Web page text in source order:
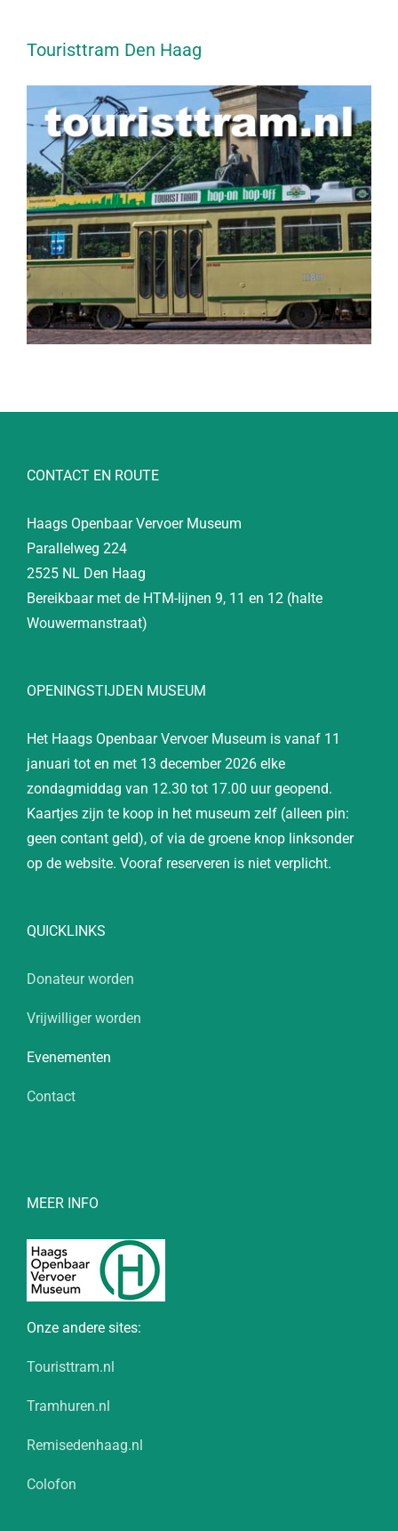
Touristtram Den Haag
CONTACT EN ROUTE
Haags Openbaar Vervoer Museum
Parallelweg 224
2525 NL Den Haag
Bereikbaar met de HTM-lijnen 9, 11 en 12 (halte
Wouwermanstraat)
OPENINGSTIJDEN MUSEUM
Het Haags Openbaar Vervoer Museum is vanaf 11
januari tot en met 13 december 2026 elke
zondagmiddag van 12.30 tot 17.00 uur geopend.
Kaartjes zijn te koop in het museum zelf (alleen pin:
geen contant geld), of via de groene knop linksonder
op de website. Vooraf reserveren is niet verplicht.
QUICKLINKS
Donateur worden
Vrijwilliger worden
Evenementen
Contact
MEER INFO
Onze andere sites:
Touristtram.nl
Tramhuren.nl
Remisedenhaag.nl
Colofon